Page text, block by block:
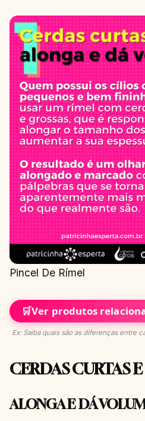
Pincel De Rímel
🛒Ver produtos
Ex: Saiba quais são as diferenças entre
CERDAS CURTAS
ALONGA E DÁ